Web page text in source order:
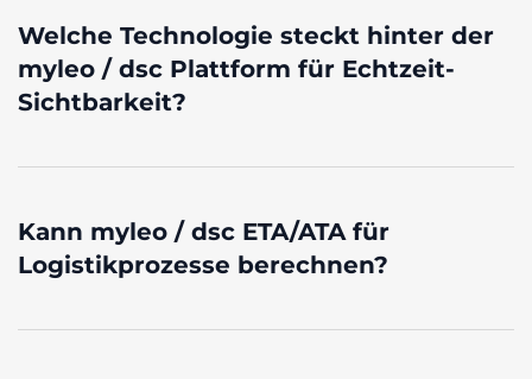
Welche Technologie steckt hinter der
myleo / dsc Plattform für Echtzeit-
Sichtbarkeit?
Kann myleo / dsc ETA/ATA für
Logistikprozesse berechnen?